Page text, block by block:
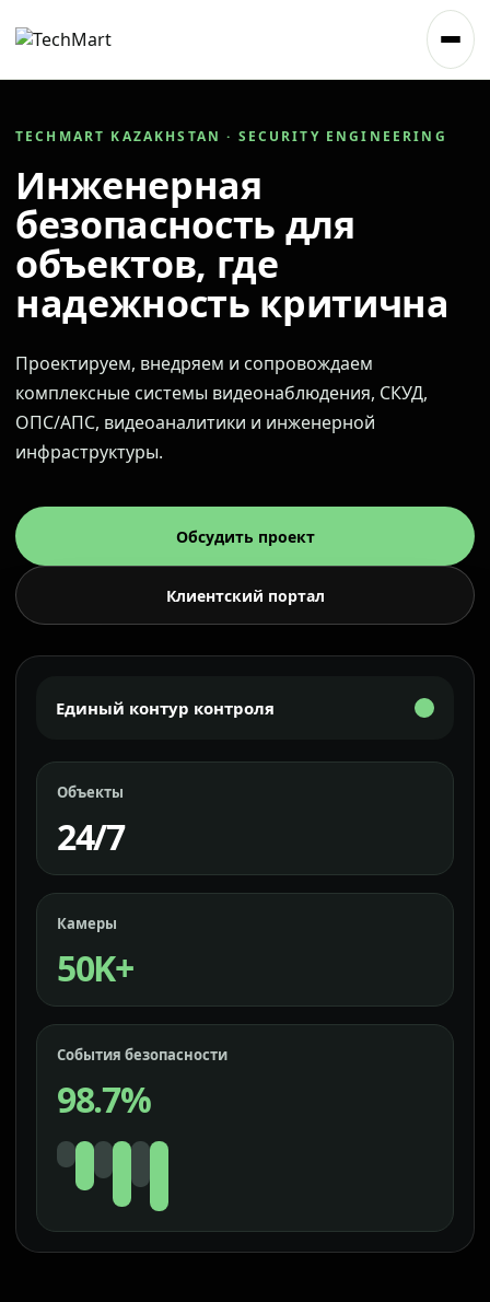
TECHMART KAZAKHSTAN · SECURITY ENGINEERING
Инженерная
безопасность для
объектов, где
надежность критична
Проектируем, внедряем и сопровождаем
комплексные системы видеонаблюдения, СКУД,
ОПС/АПС, видеоаналитики и инженерной
инфраструктуры.
Обсудить проект
Клиентский портал
Единый контур контроля
Объекты
24/7
Камеры
50K+
События безопасности
98.7%